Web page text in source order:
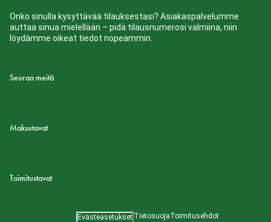
Onko sinulla kysyttävää tilauksestasi? Asiakaspalvelumme
auttaa sinua mielellään – pidä tilausnumerosi valmiina, niin
löydämme oikeat tiedot nopeammin.
Seuraa meitä
Maksutavat
Toimitustavat
Evästeasetukset TietosuojaToimitusehdot